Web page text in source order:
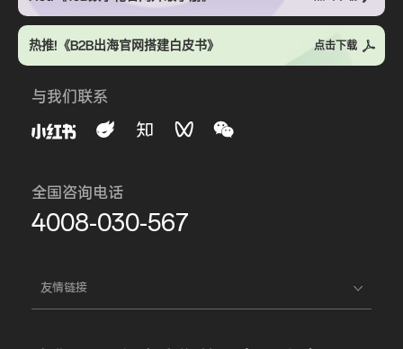
热推!《B2B出海官网搭建白皮书》 点击下载
与我们联系
全国咨询电话
4008-030-567
友情链接